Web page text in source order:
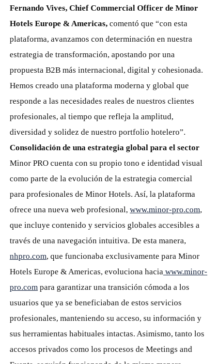
Fernando Vives, Chief Commercial Officer de Minor
Hotels Europe & Americas, comentó que “con esta
plataforma, avanzamos con determinación en nuestra
estrategia de transformación, apostando por una
propuesta B2B más internacional, digital y cohesionada.
Hemos creado una plataforma moderna y global que
responde a las necesidades reales de nuestros clientes
profesionales, al tiempo que refleja la amplitud,
diversidad y solidez de nuestro portfolio hotelero”.
Consolidación de una estrategia global para el sector
Minor PRO cuenta con su propio tono e identidad visual
como parte de la evolución de la estrategia comercial
para profesionales de Minor Hotels. Así, la plataforma
ofrece una nueva web profesional, www.minor-pro.com,
que incluye contenido y servicios globales accesibles a
través de una navegación intuitiva. De esta manera,
nhpro.com, que funcionaba exclusivamente para Minor
Hotels Europe & Americas, evoluciona hacia www.minor-
pro.com para garantizar una transición cómoda a los
usuarios que ya se beneficiaban de estos servicios
profesionales, manteniendo su acceso, su información y
sus herramientas habituales intactas. Asimismo, tanto los
accesos privados como los procesos de Meetings and